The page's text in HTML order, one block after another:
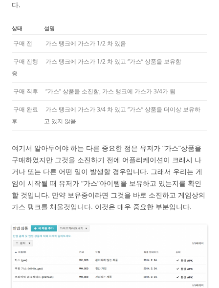
다.
상태 설명
구매 전 가스 탱크에 가스가 1/2 차 있음
구매 진행
중
가스 탱크에 가스가 1/2 차 있고 “가스” 상품을 보유함
구매 직후 “가스” 상품을 소진함, 가스 탱크에 가스가 3/4가 됨
구매 완료
후
가스 탱크에 가스가 3/4 차 있고 “가스” 상품을 더이상 보유하
고 있지 않음
여기서 알아두어야 하는 다른 중요한 점은 유저가 “가스”상품을
구매하였지만 그것을 소진하기 전에 어플리케이션이 크래시 나
거나 또는 다른 어떤 일이 발생할 경우입니다. 그래서 우리는 게
임이 시작될 때 유저가 “가스”아이템을 보유하고 있는지를 확인
할 것입니다. 만약 보유중이라면 그것을 바로 소진하고 게임상의
가스 탱크를 채울것입니다. 이것은 매우 중요한 부분입니다.